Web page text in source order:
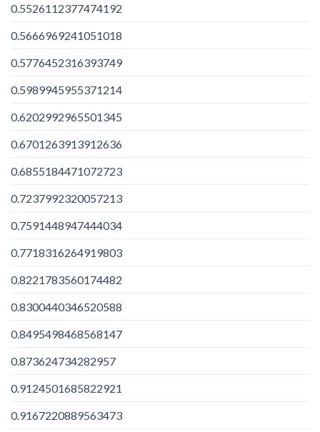
0.5526112377474192
0.5666969241051018
0.5776452316393749
0.5989945955371214
0.6202992965501345
0.6701263913912636
0.6855184471072723
0.7237992320057213
0.7591448947444034
0.7718316264919803
0.8221783560174482
0.8300440346520588
0.8495498468568147
0.873624734282957
0.9124501685822921
0.9167220889563473